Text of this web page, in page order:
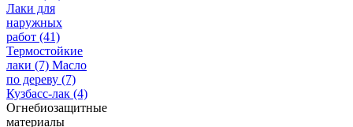
Лаки для
наружных
работ (41)
Термостойкие
лаки (7) Масло
по дереву (7)
Кузбасс-лак (4)
Огнебиозащитные
материалы